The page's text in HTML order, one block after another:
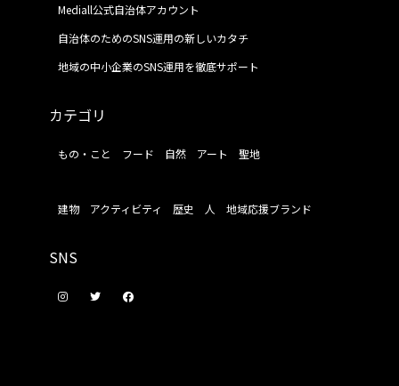
Mediall公式自治体アカウント
自治体のためのSNS運用の新しいカタチ
地域の中小企業のSNS運用を徹底サポート
カテゴリ
もの・こと フード 自然 アート 聖地
建物 アクティビティ 歴史 人 地域応援ブランド
SNS